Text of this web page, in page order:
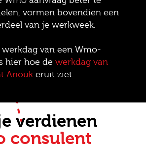
vormen bovendien een
van je werkweek.
van een Wmo-
hier hoe de werkdag van
Anouk eruit ziet.
verdienen
consulent